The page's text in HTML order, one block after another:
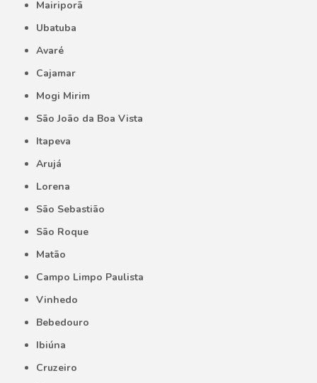
Mairiporã
Ubatuba
Avaré
Cajamar
Mogi Mirim
São João da Boa Vista
Itapeva
Arujá
Lorena
São Sebastião
São Roque
Matão
Campo Limpo Paulista
Vinhedo
Bebedouro
Ibiúna
Cruzeiro